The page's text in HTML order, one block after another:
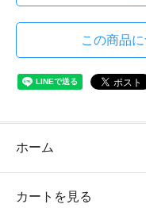
この商品
ホーム
カートを見る